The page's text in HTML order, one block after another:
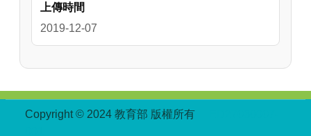
上傳時間
2019-12-07
Copyright © 2024 教育部 版權所有